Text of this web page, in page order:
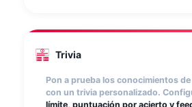
sobre preferencias o hábitos de
Trivia
Pon a prueba los conocimientos
con un trivia personalizado.
límite, puntuación por acierto y